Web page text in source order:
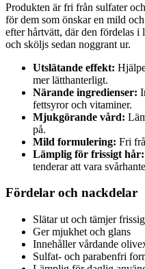
Produkten är fri från sulfater
för dem som önskar en mild
efter hårtvätt, där den fördelas
och sköljs sedan noggrant ur.
Utslätande effekt:
mer lätthanterligt.
Närande ingredienser:
fettsyror och vitaminer.
Mjukgörande vård:
på.
Mild formulering: Fri
Lämplig för frissigt hår:
tenderar att vara
Fördelar och nackdelar
Slätar ut och tämjer
Ger mjukhet och glans
Innehåller vårdande
Sulfat- och parabenfri